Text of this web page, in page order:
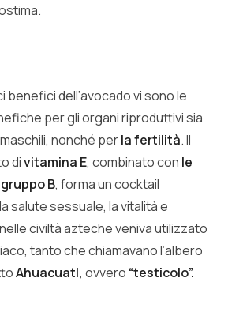
benefici dell’avocado vi sono le
per gli organi riproduttivi sia
nonché perla fertilità. Il
divitamina E, combinato con le
B, forma un cocktail
salute sessuale, la vitalità e
nelle civiltà azteche veniva utilizzato
tanto che chiamavano l’albero
Ahuacuatl, ovvero “testicolo”.